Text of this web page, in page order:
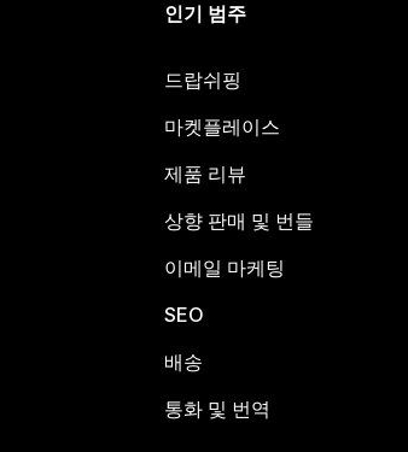
인기 범주
드랍쉬핑
마켓플레이스
제품 리뷰
상향 판매 및 번들
이메일 마케팅
SEO
배송
통화 및 번역